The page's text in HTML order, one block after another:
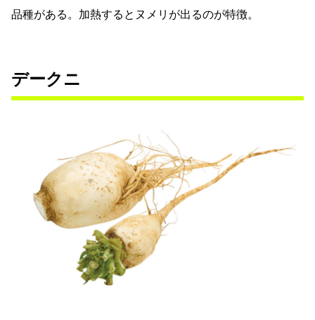
品種がある。加熱するとヌメリが出るのが特徴。
デークニ